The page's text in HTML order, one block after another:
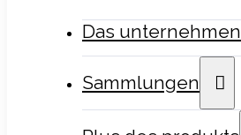
Das unternehmen
Sammlungen